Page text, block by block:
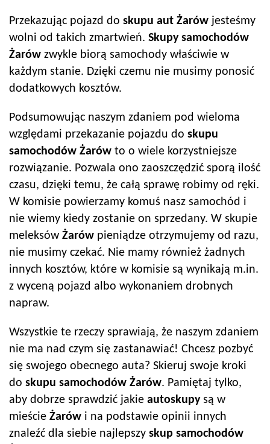
Przekazując pojazd do skupu aut Żarów jesteśmy
wolni od takich zmartwień. Skupy samochodów
Żarów zwykle biorą samochody właściwie w
każdym stanie. Dzięki czemu nie musimy ponosić
dodatkowych kosztów.
Podsumowując naszym zdaniem pod wieloma
względami przekazanie pojazdu do skupu
samochodów Żarów to o wiele korzystniejsze
rozwiązanie. Pozwala ono zaoszczędzić sporą ilość
czasu, dzięki temu, że całą sprawę robimy od ręki.
W komisie powierzamy komuś nasz samochód i
nie wiemy kiedy zostanie on sprzedany. W skupie
meleksów Żarów pieniądze otrzymujemy od razu,
nie musimy czekać. Nie mamy również żadnych
innych kosztów, które w komisie są wynikają m.in.
z wyceną pojazd albo wykonaniem drobnych
napraw.
Wszystkie te rzeczy sprawiają, że naszym zdaniem
nie ma nad czym się zastanawiać! Chcesz pozbyć
się swojego obecnego auta? Skieruj swoje kroki
do skupu samochodów Żarów. Pamiętaj tylko,
aby dobrze sprawdzić jakie autoskupysą w
mieście Żarów i na podstawie opinii innych
znaleźć dla siebie najlepszy skup samochodów